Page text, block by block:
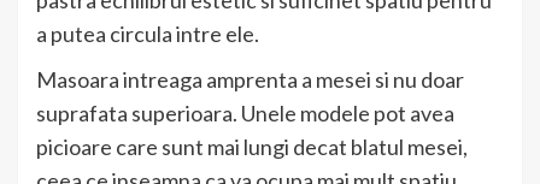
a putea circula intre ele.
Masoara intreaga amprenta a mesei si nu doar
suprafata superioara. Unele modele pot avea
picioare care sunt mai lungi decat blatul mesei,